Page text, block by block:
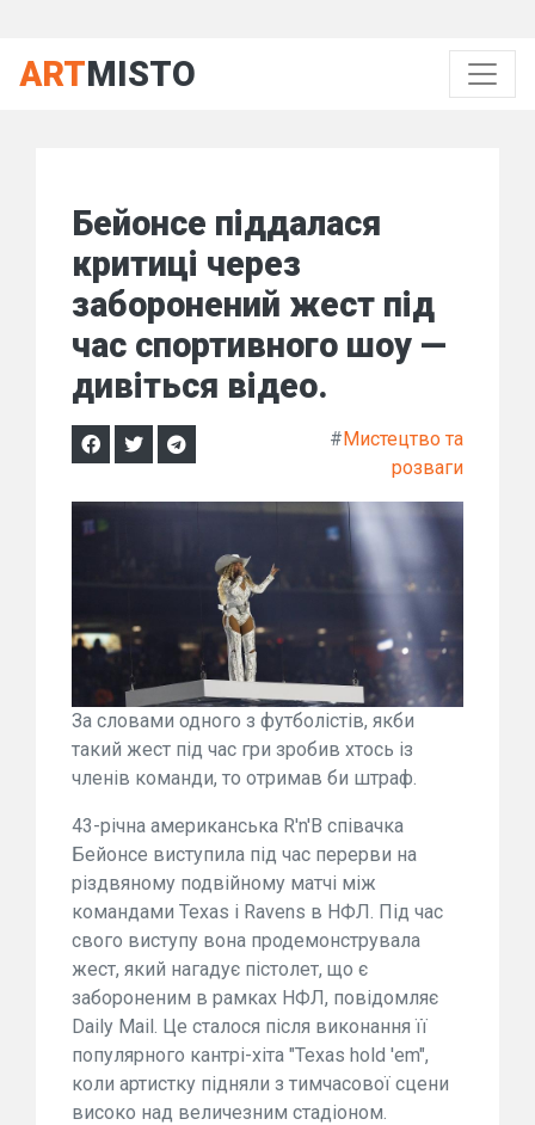
ARTMISTO
Бейонсе піддалася
критиці через
заборонений жест під
час спортивного шоу —
дивіться відео.
#Мистецтво та
розваги
За словами одного з футболістів, якби
такий жест під час гри зробив хтось із
членів команди, то отримав би штраф.
43-річна американська R'n'B співачка
Бейонсе виступила під час перерви на
різдвяному подвійному матчі між
командами Texas і Ravens в НФЛ. Під час
свого виступу вона продемонструвала
жест, який нагадує пістолет, що є
забороненим в рамках НФЛ, повідомляє
Daily Mail. Це сталося після виконання її
популярного кантрі-хіта "Texas hold 'em",
коли артистку підняли з тимчасової сцени
високо над величезним стадіоном.